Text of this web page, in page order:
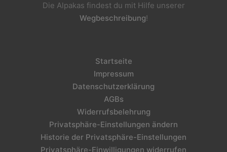
Die Alpakas findest du mit Hilfe unserer
Wegbeschreibung!
Startseite
Impressum
Datenschutzerklärung
AGBs
Widerrufsbelehrung
Privatsphäre-Einstellungen ändern
Historie der Privatsphäre-Einstellungen
Privatsphäre-Einwilligungen widerrufen